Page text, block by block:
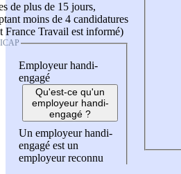
de plus de 15 jours,
moins de 4 candidatures
France Travail est informé)
Employeur handi-
engagé
Qu'est-ce qu'un
employeur handi-
engagé ?
Un employeur handi-
engagé est un
employeur reconnu